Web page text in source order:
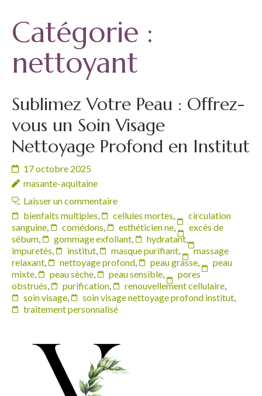
Catégorie :
nettoyant
Sublimez Votre Peau : Offrez-
vous un Soin Visage
Nettoyage Profond en Institut
17 octobre 2025
masante-aquitaine
Laisser un commentaire
bienfaits multiples, cellules mortes,
circulation
sanguine, comédons, esthéticien ne,
excès de
sébum, gommage exfoliant, hydratant,
impuretés, institut, masque purifiant,
massage
relaxant, nettoyage profond, peau grasse,
peau
mixte, peau sèche, peau sensible,
pores
obstrués, purification, renouvellement cellulaire,
soin visage, soin visage nettoyage profond institut,
traitement personnalisé